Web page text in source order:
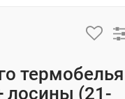
термобелья
лосины (21-